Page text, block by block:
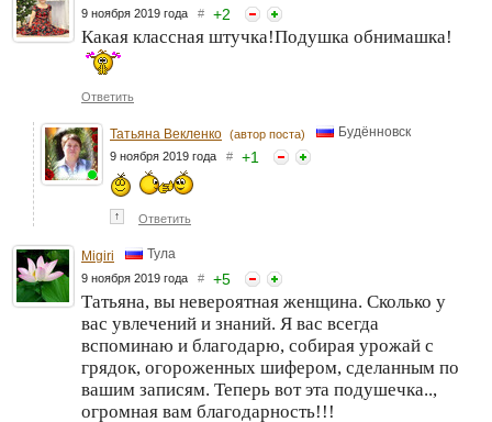
9 ноября 2019 года # +2
Какая классная штучка!Подушка обнимашка!
Ответить
Татьяна Векленко (автор поста) Будённовск
9 ноября 2019 года # +1
↑ Ответить
Migiri Тула
9 ноября 2019 года # +5
Татьяна, вы невероятная женщина. Сколько у
вас увлечений и знаний. Я вас всегда
вспоминаю и благодарю, собирая урожай с
грядок, огороженных шифером, сделанным по
вашим записям. Теперь вот эта подушечка..,
огромная вам благодарность!!!